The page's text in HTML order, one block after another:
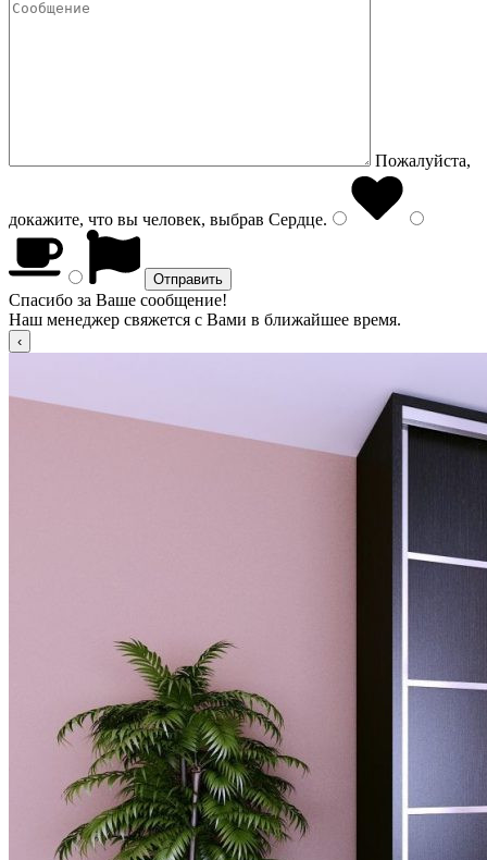
Пожалуйста,
докажите, что вы человек, выбрав Сердце.
Спасибо за Ваше сообщение!
Наш менеджер свяжется с Вами в ближайшее время.